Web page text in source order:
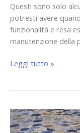
Questi sono solo
potresti avere
funzionalità e resa
manutenzione della
Leggi tutto »
Pavimentazione
in